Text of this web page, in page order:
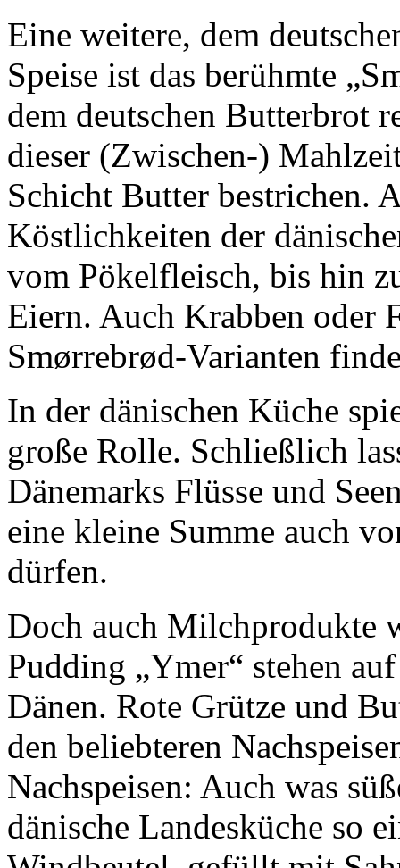
Eine weitere, dem
Speise ist das berühmte
dem deutschen Butterbrot
dieser (Zwischen-)
Schicht Butter bestrichen.
Köstlichkeiten der
vom Pökelfleisch, bis hin
Eiern. Auch Krabben oder
Smørrebrød-Varianten
In der dänischen Küche
große Rolle. Schließlich
Dänemarks Flüsse und
eine kleine Summe auch
dürfen.
Doch auch Milchprodukte
Pudding „Ymer“ stehen
Dänen. Rote Grütze und
den beliebteren
Nachspeisen: Auch was
dänische Landesküche so